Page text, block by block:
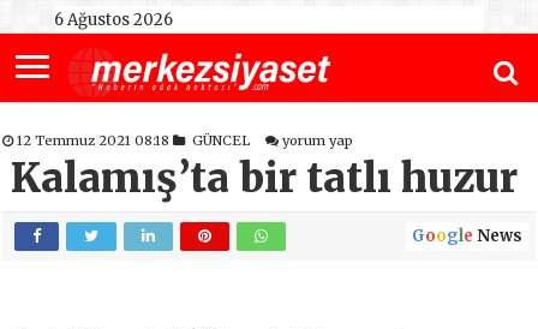
6 Ağustos 2026
12 Temmuz 2021 08:18 GÜNCEL yorum yap
Kalamış’ta bir tatlı huzur
Google News